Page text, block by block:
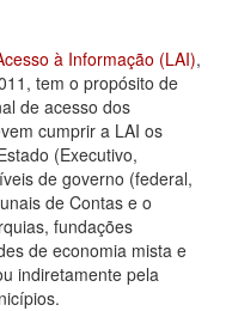
à Informação (LAI),
tem o propósito de
de acesso dos
cumprir a LAI os
(Executivo,
de governo (federal,
de Contas e o
fundações
de economia mista e
indiretamente pela